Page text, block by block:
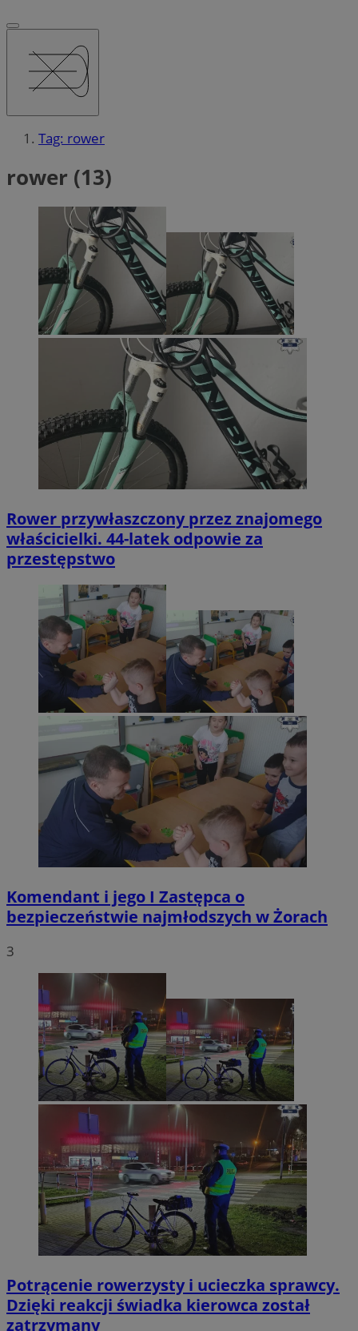
Tag: rower
rower (13)
Rower przywłaszczony przez znajomego
właścicielki. 44-latek odpowie za
przestępstwo
Komendant i jego I Zastępca o
bezpieczeństwie najmłodszych w Żorach
3
Potrącenie rowerzysty i ucieczka sprawcy.
Dzięki reakcji świadka kierowca został
zatrzymany